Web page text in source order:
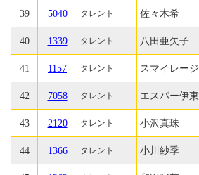
39 5040 タレント 佐々木希
40 1339 タレント 八田亜矢子
41 1157 タレント スマイレージ
42 7058 タレント エスパー伊東
43 2120 タレント 小沢真珠
44 1366 タレント 小川紗季